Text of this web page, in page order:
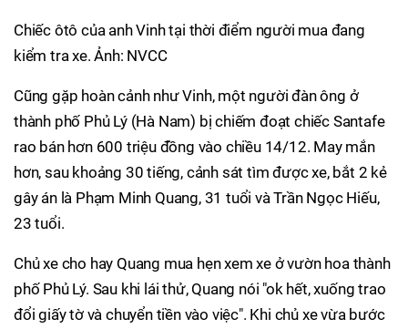
Chiếc ôtô của anh Vinh tại thời điểm người mua đang
kiểm tra xe. Ảnh: NVCC
Cũng gặp hoàn cảnh như Vinh, một người đàn ông ở
thành phố Phủ Lý (Hà Nam) bị chiếm đoạt chiếc Santafe
rao bán hơn 600 triệu đồng vào chiều 14/12. May mắn
hơn, sau khoảng 30 tiếng, cảnh sát tìm được xe, bắt 2 kẻ
gây án là Phạm Minh Quang, 31 tuổi và Trần Ngọc Hiếu,
23 tuổi.
Chủ xe cho hay Quang mua hẹn xem xe ở vườn hoa thành
phố Phủ Lý. Sau khi lái thử, Quang nói "ok hết, xuống trao
đổi giấy tờ và chuyển tiền vào việc". Khi chủ xe vừa bước